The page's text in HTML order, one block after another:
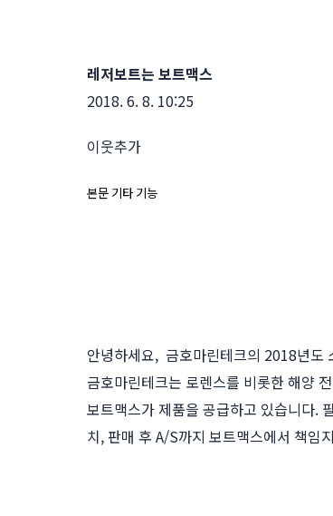
레저보트는 보트맥스
2018. 6. 8. 10:25
이웃추가
본문 기타 기능
안녕하세요, 금호마린테크의 2018년도
금호마린테크는 로렌스를 비롯한 해양
보트맥스가 제품을 공급하고 있습니다.
치, 판매 후 A/S까지 보트맥스에서 책임